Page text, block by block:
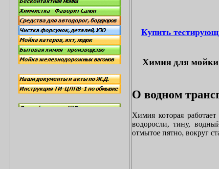
Купить
Химия для мойки
О водном
Химия которая
водоросли, тину,
отмытое пятно, вокруг